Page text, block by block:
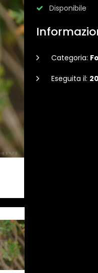
Disponibile
Categoria:
Eseguita il: